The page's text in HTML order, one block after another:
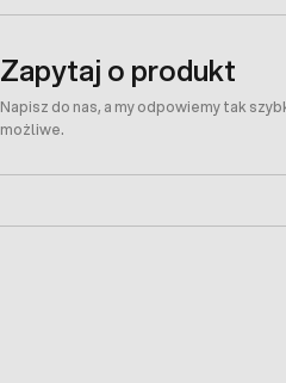
Zapytaj o produkt
Napisz do nas, a my odpowiemy tak
możliwe.